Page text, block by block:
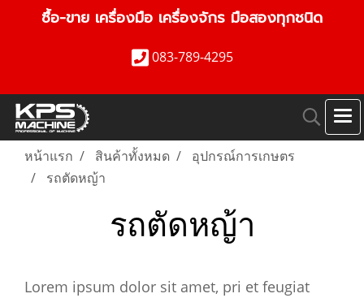
ซื้อ-ขาย เครื่องมือ เครื่องจักร มือสองทุกชนิด
083-789-4295
หน้าแรก สินค้าทั้งหมด
อุปกรณ์การเกษตร
รถตัดหญ้า
รถตัดหญ้า
Lorem ipsum dolor sit amet, pri et feugiat